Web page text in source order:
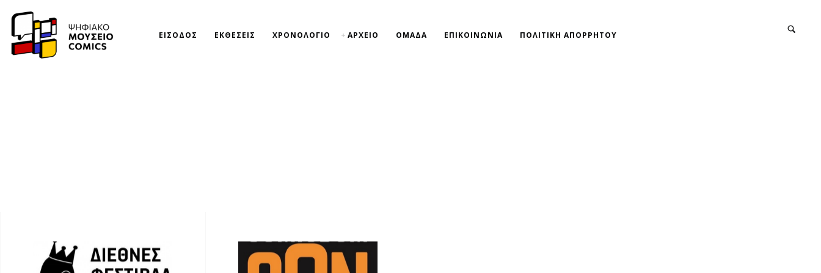
ΕΙΣΟΔΟΣ ΕΚΘΕΣΕΙΣ ΧΡΟΝΟΛΟΓΙΟ ΑΡΧΕΙΟ ΟΜΑΔΑ ΕΠΙΚΟΙΝΩΝΙΑ ΠΟΛΙΤΙΚΗ ΑΠΟΡΡΗΤΟΥ